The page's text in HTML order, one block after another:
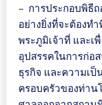
– การประกอบพิธี
อย่างยิ่งที่จะต้องท
พระภูมิเจ้าที่ และเ
อุปสรรคในการก่อ
ธุรกิจ และความเ
ครอบครัวของท่าน